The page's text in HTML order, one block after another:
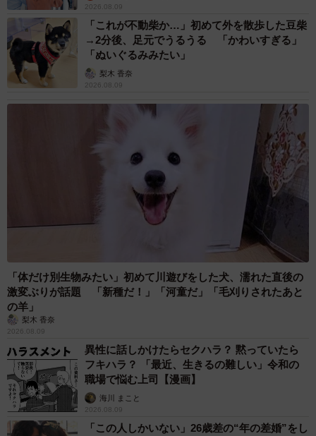
2026.08.09
「これが不動柴か…」初めて外を散歩した豆柴
→2分後、足元でうるうる 「かわいすぎる」
「ぬいぐるみみたい」
梨木 香奈
2026.08.09
「体だけ別生物みたい」初めて川遊びをした犬、濡れた直後の
激変ぶりが話題 「新種だ！」「河童だ」「毛刈りされたあと
の羊」
梨木 香奈
2026.08.09
異性に話しかけたらセクハラ？ 黙っていたら
フキハラ？ 「最近、生きるの難しい」令和の
職場で悩む上司【漫画】
海川 まこと
2026.08.09
「この人しかいない」26歳差の“年の差婚”をし